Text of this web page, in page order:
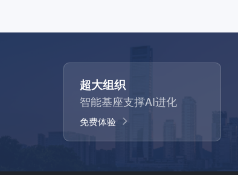
超大组织
智能基座支撑AI进化
免费体验